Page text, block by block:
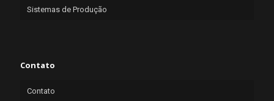
Sistemas de Produção
Contato
Contato